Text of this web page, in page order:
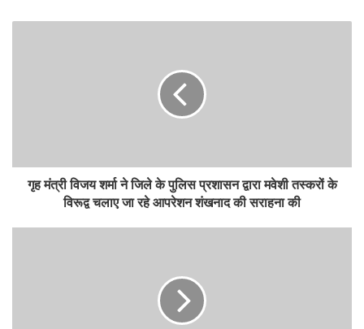
गृह मंत्री विजय शर्मा ने जिले के पुलिस प्रशासन द्वारा मवेशी तस्करों के
विरूद्व चलाए जा रहे आपरेशन शंखनाद की सराहना की